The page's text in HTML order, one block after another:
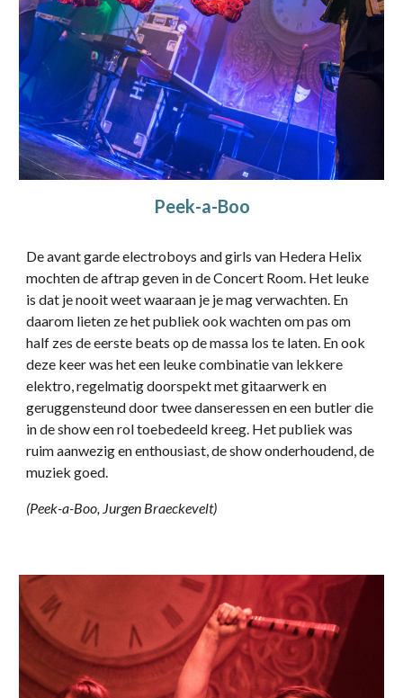
Peek-a-Boo
De avant garde electroboys and girls van Hedera Helix
mochten de aftrap geven in de Concert Room. Het leuke
is dat je nooit weet waaraan je je mag verwachten. En
daarom lieten ze het publiek ook wachten om pas om
half zes de eerste beats op de massa los te laten. En ook
deze keer was het een leuke combinatie van lekkere
elektro, regelmatig doorspekt met gitaarwerk en
geruggensteund door twee danseressen en een butler die
in de show een rol toebedeeld kreeg. Het publiek was
ruim aanwezig en enthousiast, de show onderhoudend, de
muziek goed.
(Peek-a-Boo, Jurgen Braeckevelt)